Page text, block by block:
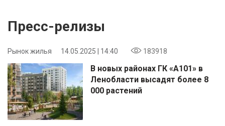
Пресс-релизы
Рынок жилья 14.05.2025 | 14:40 183918
В новых районах ГК «А101» в
Ленобласти высадят более 8
000 растений